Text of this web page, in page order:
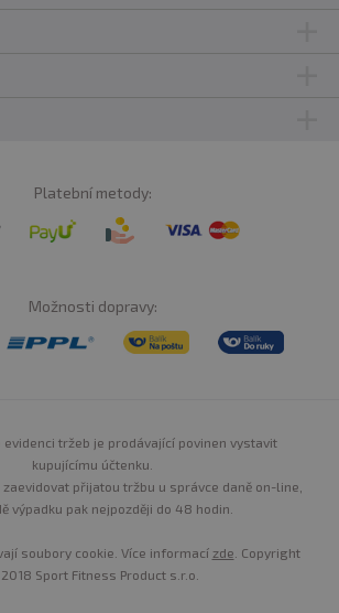
Platební metody:
Možnosti dopravy:
evidenci tržeb je prodávající povinen vystavit
kupujícímu účtenku.
přijatou tržbu u správce daně on-line,
výpadku pak nejpozději do 48 hodin.
soubory cookie. Více informací zde . Copyright
Sport Fitness Product s.r.o.